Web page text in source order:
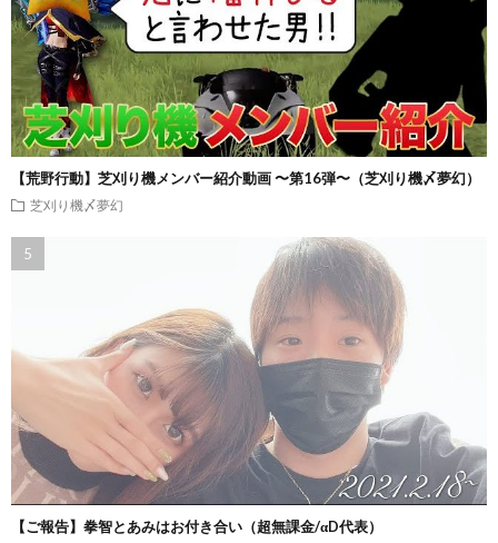
【荒野行動】芝刈り機メンバー紹介動画 〜第16弾〜（芝刈り機〆夢幻）
芝刈り機〆夢幻
【ご報告】拳智とあみはお付き合い（超無課金/αD代表）